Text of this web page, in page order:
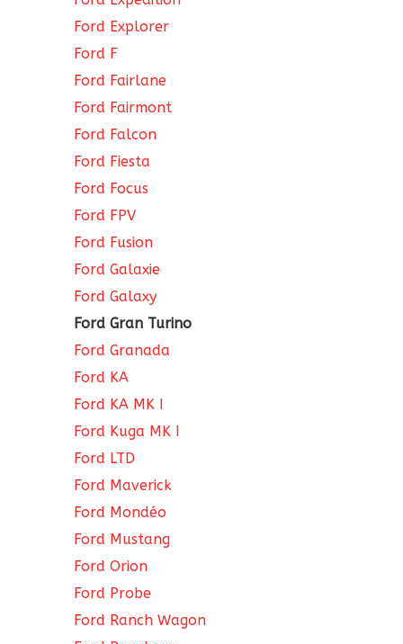
Ford Explorer
Ford F
Ford Fairlane
Ford Fairmont
Ford Falcon
Ford Fiesta
Ford Focus
Ford FPV
Ford Fusion
Ford Galaxie
Ford Galaxy
Ford Gran Turino
Ford Granada
Ford KA
Ford KA MK I
Ford Kuga MK I
Ford LTD
Ford Maverick
Ford Mondéo
Ford Mustang
Ford Orion
Ford Probe
Ford Ranch Wagon